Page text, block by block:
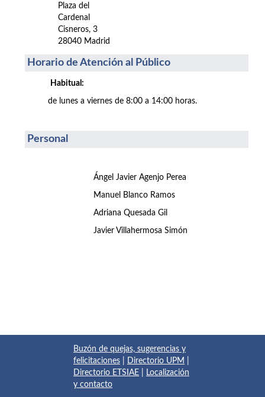
Plaza del
Cardenal
Cisneros, 3
28040 Madrid
Horario de Atención al Público
Habitual:
de lunes a viernes de 8:00 a 14:00 horas.
Personal
Ángel Javier Agenjo Perea
Manuel Blanco Ramos
Adriana Quesada Gil
Javier Villahermosa Simón
Buzón de quejas, sugerencias y
felicitaciones
Directorio UPM
Directorio ETSIAE
Localización
y contacto